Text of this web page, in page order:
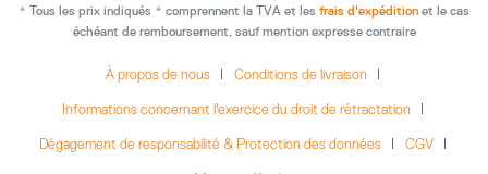
* Tous les prix indiqués * comprennent la TVA et les frais d'expédition et le cas
échéant de remboursement, sauf mention expresse contraire
À propos de nous Conditions de livraison
Informations concernant l'exercice du droit de rétractation
Dégagement de responsabilité & Protection des données CGV